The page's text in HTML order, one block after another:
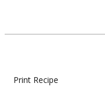
Print Recipe